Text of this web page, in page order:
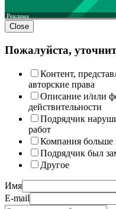
Реклама
Close
Пожалуйста,
Контент,
авторские права
Описание и/или
действительности
Подрядчик
работ
Компания больше
Подрядчик был
Другое
Имя
E-mail